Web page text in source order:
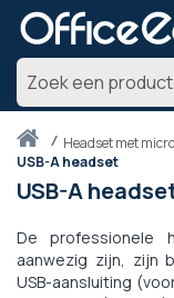
Thuisheadset met
USB-A headset
USB-A
De professionele
aanwezig zijn, zijn
USB-aansluiting